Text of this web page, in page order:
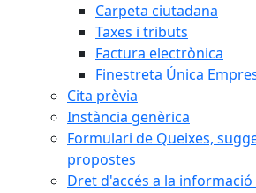
Carpeta ciutadana
Taxes i tributs
Factura electrònica
Finestreta Única
Cita prèvia
Instància genèrica
Formulari de Queixes,
propostes
Dret d'accés a la